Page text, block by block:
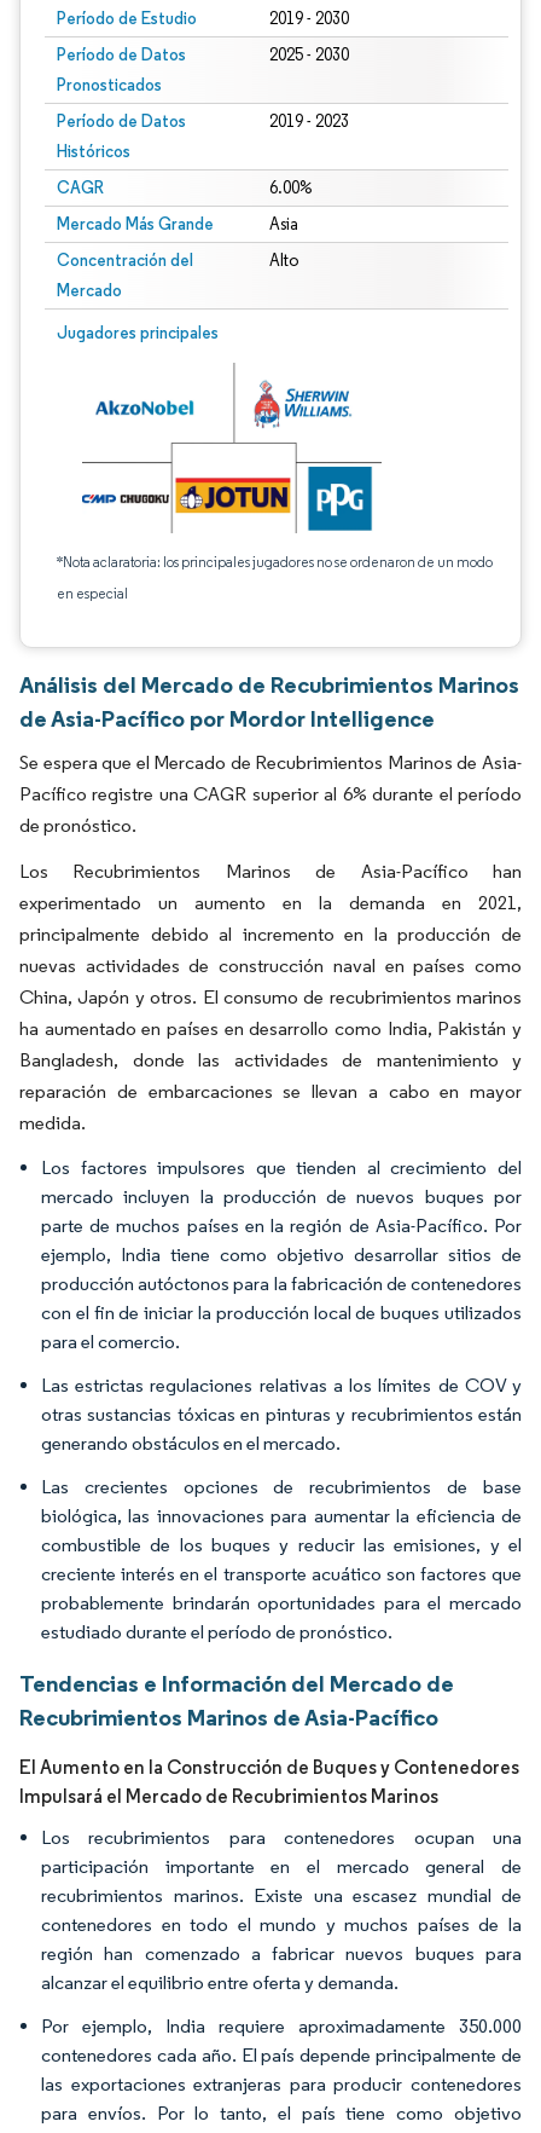
Período de Estudio 2019 - 2030
Período de Datos
Pronosticados
2025 - 2030
Período de Datos
Históricos
2019 - 2023
CAGR 6.00%
Mercado Más Grande Asia
Concentración del
Mercado
Alto
Jugadores principales
*Nota aclaratoria: los principales jugadores no se ordenaron de un modo
en especial
Análisis del Mercado de Recubrimientos Marinos
de Asia-Pacífico por Mordor Intelligence
Se espera que el Mercado de Recubrimientos Marinos de Asia-
Pacífico registre una CAGR superior al 6% durante el período
de pronóstico.
Los Recubrimientos Marinos de Asia-Pacífico han
experimentado un aumento en la demanda en 2021,
principalmente debido al incremento en la producción de
nuevas actividades de construcción naval en países como
China, Japón y otros. El consumo de recubrimientos marinos
ha aumentado en países en desarrollo como India, Pakistán y
Bangladesh, donde las actividades de mantenimiento y
reparación de embarcaciones se llevan a cabo en mayor
medida.
Los factores impulsores que tienden al crecimiento del
mercado incluyen la producción de nuevos buques por
parte de muchos países en la región de Asia-Pacífico. Por
ejemplo, India tiene como objetivo desarrollar sitios de
producción autóctonos para la fabricación de contenedores
con el fin de iniciar la producción local de buques utilizados
para el comercio.
Las estrictas regulaciones relativas a los límites de COV y
otras sustancias tóxicas en pinturas y recubrimientos están
generando obstáculos en el mercado.
Las crecientes opciones de recubrimientos de base
biológica, las innovaciones para aumentar la eficiencia de
combustible de los buques y reducir las emisiones, y el
creciente interés en el transporte acuático son factores que
probablemente brindarán oportunidades para el mercado
estudiado durante el período de pronóstico.
Tendencias e Información del Mercado de
Recubrimientos Marinos de Asia-Pacífico
El Aumento en la Construcción de Buques y Contenedores
Impulsará el Mercado de Recubrimientos Marinos
Los recubrimientos para contenedores ocupan una
participación importante en el mercado general de
recubrimientos marinos. Existe una escasez mundial de
contenedores en todo el mundo y muchos países de la
región han comenzado a fabricar nuevos buques para
alcanzar el equilibrio entre oferta y demanda.
Por ejemplo, India requiere aproximadamente 350.000
contenedores cada año. El país depende principalmente de
las exportaciones extranjeras para producir contenedores
para envíos. Por lo tanto, el país tiene como objetivo